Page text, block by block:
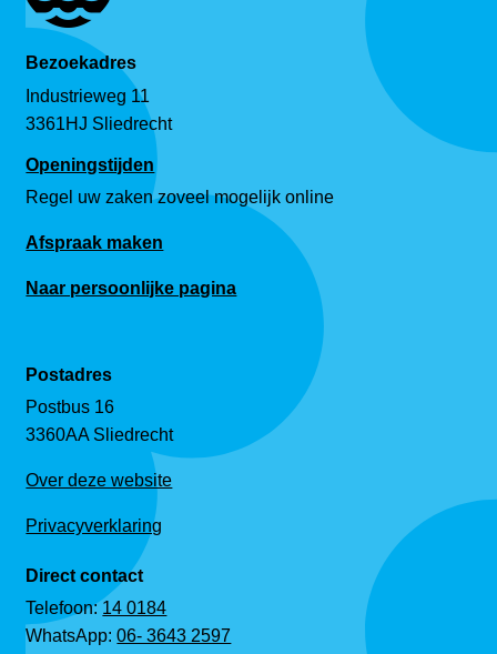
Bezoekadres
Industrieweg 11
3361HJ Sliedrecht
Openingstijden
Regel uw zaken zoveel mogelijk online
Afspraak maken
Naar persoonlijke pagina
Postadres
Postbus 16
3360AA Sliedrecht
Over deze website
Privacyverklaring
Direct contact
Telefoon:14 0184
WhatsApp:06- 3643 2597